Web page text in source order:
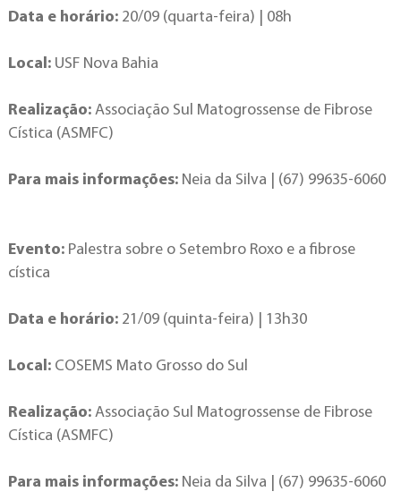
Data e horário: 20/09 (quarta-feira) | 08h
Local:USF Nova Bahia
Realização: Associação Sul Matogrossense de Fibrose
Cística (ASMFC)
Para mais informações: Neia da Silva | (67) 99635-6060
Evento: Palestra sobre o Setembro Roxo e a fibrose
cística
Data e horário: 21/09 (quinta-feira) | 13h30
Local:COSEMS Mato Grosso do Sul
Realização: Associação Sul Matogrossense de Fibrose
Cística (ASMFC)
Para mais informações: Neia da Silva | (67) 99635-6060